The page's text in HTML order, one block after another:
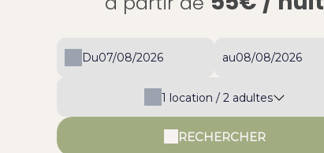
Du au
1 location / 2 adultes
RECHERCHER